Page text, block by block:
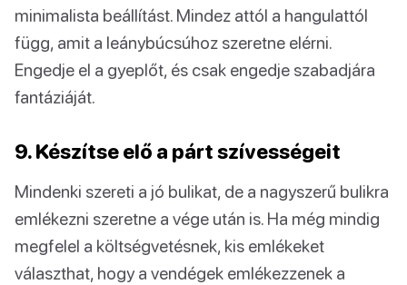
minimalista beállítást. Mindez attól a hangulattól
függ, amit a leánybúcsúhoz szeretne elérni.
Engedje el a gyeplőt, és csak engedje szabadjára
fantáziáját.
9. Készítse elő a párt szívességeit
Mindenki szereti a jó bulikat, de a nagyszerű bulikra
emlékezni szeretne a vége után is. Ha még mindig
megfelel a költségvetésnek, kis emlékeket
választhat, hogy a vendégek emlékezzenek a